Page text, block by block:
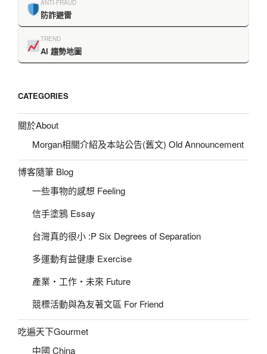
ANTI-FRAUD
防詐避雷
TREND
AI 趨勢地圖
CATEGORIES
關於About
Morgan相關介紹及本站公告(舊文) Old Announcement
博客隨筆 Blog
一些事物的感想 Feeling
信手塗鴉 Essay
台灣真的很小 :P Six Degrees of Separation
多運動有益健康 Exercise
產業‧工作‧未來 Future
競標活動與為友著文區 For Friend
吃遍天下Gourmet
中國 China